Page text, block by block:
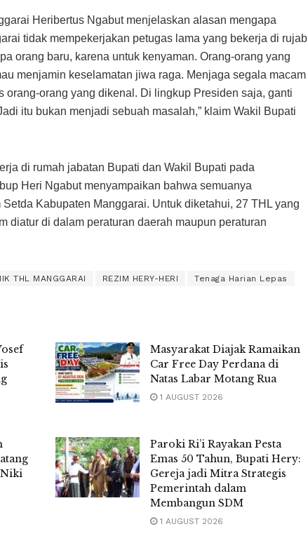
Heribertus Ngabut menjelaskan alasan mengapa
tidak mempekerjakan petugas lama yang bekerja di rujab
orang baru, karena untuk kenyaman. Orang-orang yang
menjamin keselamatan jiwa raga. Menjaga segala macam
orang-orang yang dikenal. Di lingkup Presiden saja, ganti
itu bukan menjadi sebuah masalah,” klaim Wakil Bupati
di rumah jabatan Bupati dan Wakil Bupati pada
Heri Ngabut menyampaikan bahwa semuanya
Kabupaten Manggarai. Untuk diketahui, 27 THL yang
diatur di dalam peraturan daerah maupun peraturan
THL MANGGARAI REZIM HERY-HERI Tenaga Harian Lepas
Masyarakat Diajak Ramaikan
Car Free Day Perdana di
Natas Labar Motang Rua
1 AUGUST 2026
Niki
Paroki Ri’i Rayakan Pesta
Emas 50 Tahun, Bupati Hery:
Gereja jadi Mitra Strategis
Pemerintah dalam
Membangun SDM
1 AUGUST 2026